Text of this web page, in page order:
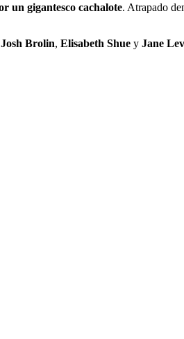
un gigantesco cachalote. Atrapado
Josh Brolin, Elisabeth Shue y Jane